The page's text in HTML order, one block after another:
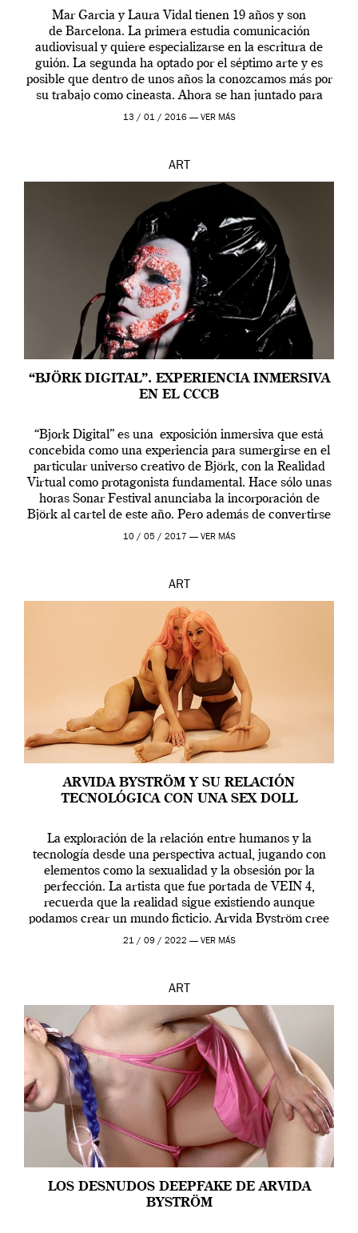
Mar Garcia y Laura Vidal tienen 19 años y son
de Barcelona. La primera estudia comunicación
audiovisual y quiere especializarse en la escritura de
guión. La segunda ha optado por el séptimo arte y es
posible que dentro de unos años la conozcamos más por
su trabajo como cineasta. Ahora se han juntado para
contarnos una […]
13 / 01 / 2016 — VER MÁS
ART
“BJÖRK DIGITAL”. EXPERIENCIA INMERSIVA
EN EL CCCB
“Bjork Digital” es una exposición inmersiva que está
concebida como una experiencia para sumergirse en el
particular universo creativo de Björk, con la Realidad
Virtual como protagonista fundamental. Hace sólo unas
horas Sonar Festival anunciaba la incorporación de
Björk al cartel de este año. Pero además de convertirse
en una de las actuaciones más relevantes […]
10 / 05 / 2017 — VER MÁS
ART
ARVIDA BYSTRÖM Y SU RELACIÓN
TECNOLÓGICA CON UNA SEX DOLL
La exploración de la relación entre humanos y la
tecnología desde una perspectiva actual, jugando con
elementos como la sexualidad y la obsesión por la
perfección. La artista que fue portada de VEIN 4,
recuerda que la realidad sigue existiendo aunque
podamos crear un mundo ficticio. Arvida Byström cree
que los humanos tienen un complejo […]
21 / 09 / 2022 — VER MÁS
ART
LOS DESNUDOS DEEPFAKE DE ARVIDA
BYSTRÖM